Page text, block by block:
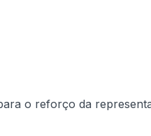
o reforço da